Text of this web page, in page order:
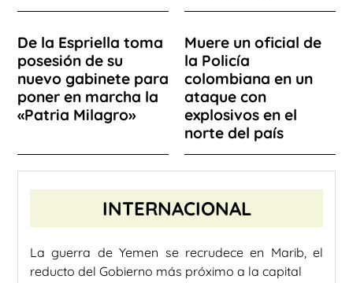
De la Espriella toma
posesión de su
nuevo gabinete para
poner en marcha la
«Patria Milagro»
Muere un oficial de
la Policía
colombiana en un
ataque con
explosivos en el
norte del país
INTERNACIONAL
La guerra de Yemen se recrudece en Marib, el
reducto del Gobierno más próximo a la capital